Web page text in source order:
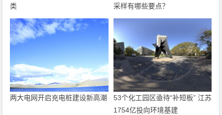
类
采样有哪些要点？
两大电网开启充电桩建设新高潮
53个化工园区亟待“补短板” 江苏
1754亿投向环境基建